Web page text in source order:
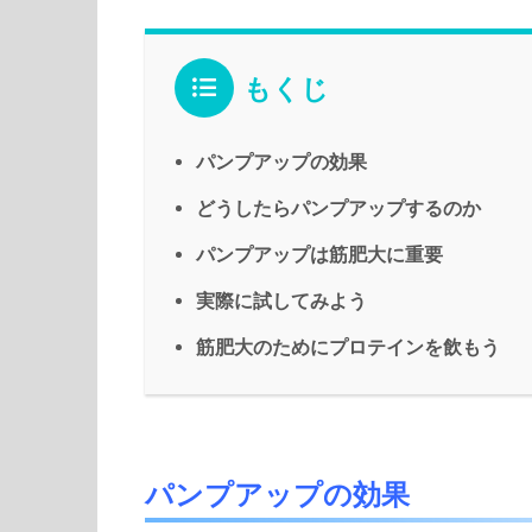
もくじ
パンプアップの効果
どうしたらパンプアップするのか
パンプアップは筋肥大に重要
実際に試してみよう
筋肥大のためにプロテインを飲もう
パンプアップの効果